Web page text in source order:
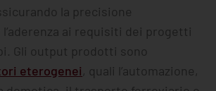
la precisione
ai requisiti dei progetti
Gli output prodotti sono
eterogenei, quali l’automazione,